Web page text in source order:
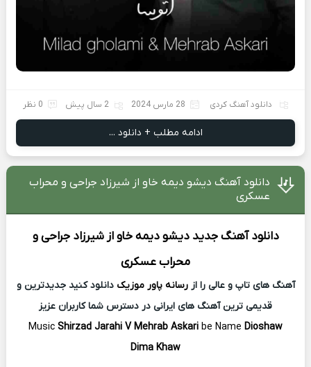
دانلود آهنگ کردی 28 مارس 2024 2 سال پیش 0 نظر
ادامه مطلب + دانلود ...
دانلود آهنگ دیشو دیمه خاو از شیرزاد جراحی و محراب
عسکری
دانلود آهنگ جدید دیشو دیمه خاو ازشیرزاد جراحی و
محراب عسکری
آهنگ های تاپ و عالی را ازرسانه پاور موزیک دانلود کنید جدیدترین و
قدیمی ترین آهنگ های ایرانی در دسترس شما کاربران عزیز
Music Shirzad Jarahi V Mehrab Askari be Name Dioshaw
Dima Khaw